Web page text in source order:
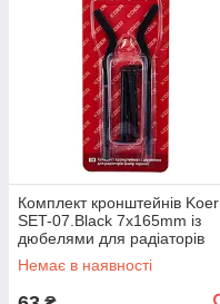
Комплект кронштейнів Koer
SET-07.Black 7x165mm із
дюбелями для радіаторів
(кол. чорний) (KR5189)
Немає в наявності